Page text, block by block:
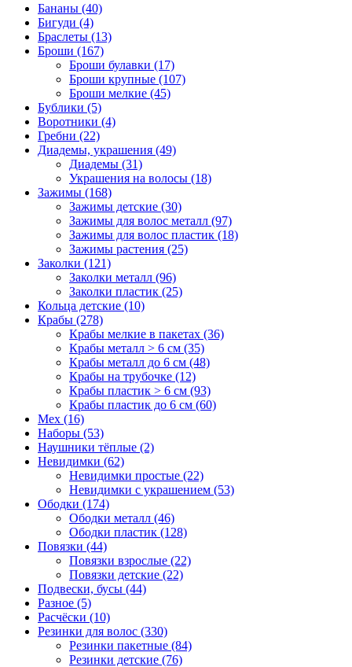
Бананы (40)
Бигуди (4)
Браслеты (13)
Броши (167)
Броши булавки (17)
Броши крупные (107)
Броши мелкие (45)
Бублики (5)
Воротники (4)
Гребни (22)
Диадемы, украшения (49)
Диадемы (31)
Украшения на волосы (18)
Зажимы (168)
Зажимы детские (30)
Зажимы для волос металл (97)
Зажимы для волос пластик (18)
Зажимы растения (25)
Заколки (121)
Заколки металл (96)
Заколки пластик (25)
Кольца детские (10)
Крабы (278)
Крабы мелкие в пакетах (36)
Крабы металл > 6 см (35)
Крабы металл до 6 см (48)
Крабы на трубочке (12)
Крабы пластик > 6 см (93)
Крабы пластик до 6 см (60)
Мех (16)
Наборы (53)
Наушники тёплые (2)
Невидимки (62)
Невидимки простые (22)
Невидимки с украшением (53)
Ободки (174)
Ободки металл (46)
Ободки пластик (128)
Повязки (44)
Повязки взрослые (22)
Повязки детские (22)
Подвески, бусы (44)
Разное (5)
Расчёски (10)
Резинки для волос (330)
Резинки пакетные (84)
Резинки детские (76)